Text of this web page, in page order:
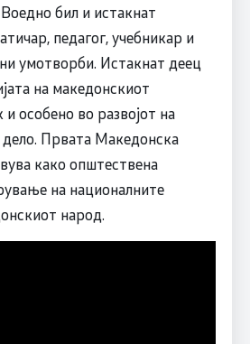
бил и истакнат
педагог, учебникар и
умотворби. Истакнат деец
на македонскиот
и особено во развојот на
Првата Македонска
како општествена
на националните
народ.